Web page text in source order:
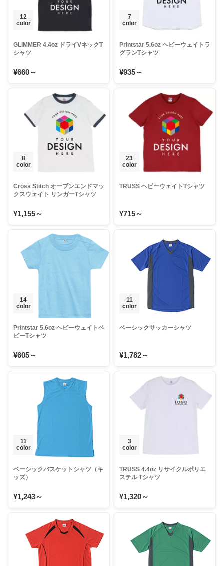
12
color
GLIMMER 4.4oz ドライVネックT
シャツ
¥660～
7
color
Printstar 5.6oz ヘビーウェイトラ
グランTシャツ
¥935～
8
color
Cross Stitch オープンエンドマッ
クスウェイト リンガーTシャツ
¥1,155～
23
color
TRUSS ヘビーウェイトTシャツ
¥715～
14
color
Printstar 5.6oz ヘビーウェイトベ
ビーTシャツ
¥605～
11
color
ベーシックサッカーシャツ
¥1,782～
11
color
ベーシックバスケットシャツ（キ
ッズ）
¥1,243～
3
color
TRUSS 4.4oz リサイクルポリエ
ステル Tシャツ
¥1,320～